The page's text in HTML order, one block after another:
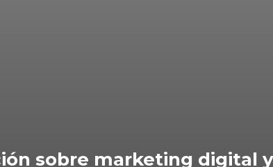
sobre marketing digital